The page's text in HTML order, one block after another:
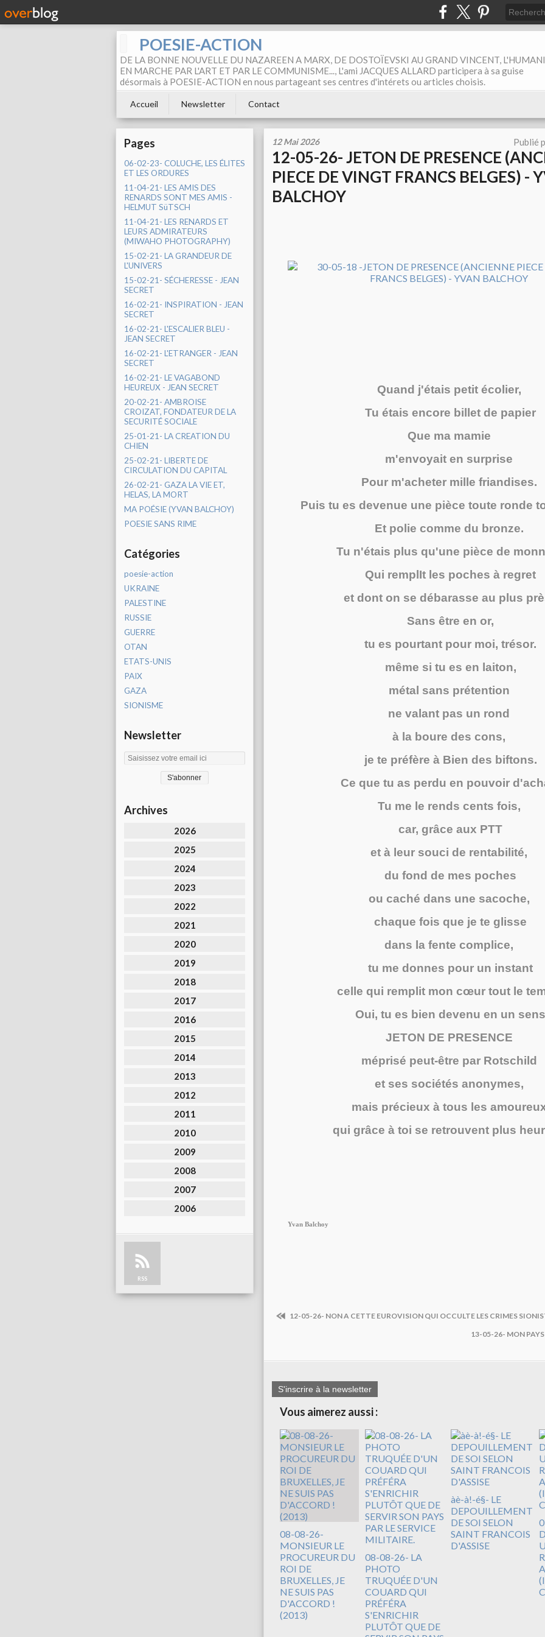
POESIE-ACTION
DE LA BONNE NOUVELLE DU NAZAREEN A MARX, DE DOSTOÏEVSKI AU GRAND VINCENT,
EN MARCHE PAR L'ART ET PAR LE COMMUNISME..., L'ami JACQUES ALLARD participera à sa guise
désormais à POESIE-ACTION en nous partageant ses centres d'intérets ou articles choisis.
Accueil Newsletter Contact
Pages
06-02-23- COLUCHE, LES ÉLITES
ET LES ORDURES
11-04-21- LES AMIS DES
RENARDS SONT MES AMIS -
HELMUT SüTSCH
11-04-21- LES RENARDS ET
LEURS ADMIRATEURS
(MIWAHO PHOTOGRAPHY)
15-02-21- LA GRANDEUR DE
L'UNIVERS
15-02-21- SÉCHERESSE - JEAN
SECRET
16-02-21- INSPIRATION - JEAN
SECRET
16-02-21- L'ESCALIER BLEU -
JEAN SECRET
16-02-21- L'ETRANGER - JEAN
SECRET
16-02-21- LE VAGABOND
HEUREUX - JEAN SECRET
20-02-21- AMBROISE
CROIZAT, FONDATEUR DE LA
SECURITÉ SOCIALE
25-01-21- LA CREATION DU
CHIEN
25-02-21- LIBERTE DE
CIRCULATION DU CAPITAL
26-02-21- GAZA LA VIE ET,
HELAS, LA MORT
MA POÉSIE (YVAN BALCHOY)
POESIE SANS RIME
Catégories
poesie-action
UKRAINE
PALESTINE
RUSSIE
GUERRE
OTAN
ETATS-UNIS
PAIX
GAZA
SIONISME
Newsletter
Archives
2026
2025
2024
2023
2022
2021
2020
2019
2018
2017
2016
2015
2014
2013
2012
2011
2010
2009
2008
2007
2006
RSS
12 Mai 2026 Publié
12-05-26- JETON DE PRESENCE
PIECE DE VINGT FRANCS BELGES) -
BALCHOY
Quand j'étais petit écolier,
Tu étais encore billet de papier
Que ma mamie
m'envoyait en surprise
Pour m'acheter mille friandises.
Puis tu es devenue une pièce toute ronde
Et polie comme du bronze.
Tu n'étais plus qu'une pièce de
Qui remplIt les poches à regret
et dont on se débarasse au plus
Sans être en or,
tu es pourtant pour moi, trésor.
même si tu es en laiton,
métal sans prétention
ne valant pas un rond
à la boure des cons,
je te préfère à Bien des biftons.
Ce que tu as perdu en pouvoir
Tu me le rends cents fois,
car, grâce aux PTT
et à leur souci de rentabilité,
du fond de mes poches
ou caché dans une sacoche,
chaque fois que je te glisse
dans la fente complice,
tu me donnes pour un instant
celle qui remplit mon cœur tout le
Oui, tu es bien devenu en un sens
JETON DE PRESENCE
méprisé peut-être par Rotschild
et ses sociétés anonymes,
mais précieux à tous les
qui grâce à toi se retrouvent plus
Yvan Balchoy
12-05-26- NON A CETTE EUROVISION QUI OCCULTE LES CRIMES
13-05-26- MON
S'inscrire à la newsletter
Vous aimerez aussi :
08-08-26-
MONSIEUR LE
PROCUREUR DU
ROI DE
BRUXELLES, JE
NE SUIS PAS
D'ACCORD !
(2013)
08-08-26- LA
PHOTO
TRUQUÉE D'UN
COUARD QUI
PRÉFÉRA
S'ENRICHIR
PLUTÔT QUE DE
àè-à!-é§- LE
DEPOUILLEMENT
DE SOI SELON
SAINT FRANCOIS
D'ASSISE